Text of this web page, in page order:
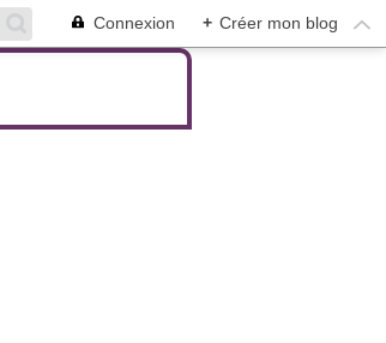
Connexion + Créer mon blog